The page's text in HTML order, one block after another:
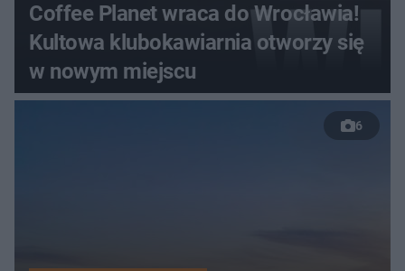
Coffee Planet wraca do Wrocławia!
Kultowa klubokawiarnia otworzy się
w nowym miejscu
6